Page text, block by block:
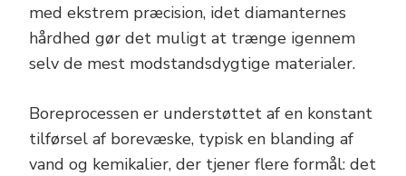
med ekstrem præcision, idet diamanternes
hårdhed gør det muligt at trænge igennem
selv de mest modstandsdygtige materialer.
Boreprocessen er understøttet af en konstant
tilførsel af borevæske, typisk en blanding af
vand og kemikalier, der tjener flere formål: det